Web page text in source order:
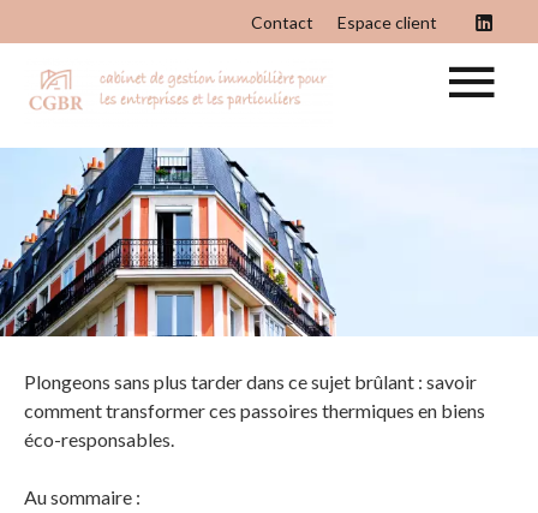
Contact Espace client
Plongeons sans plus tarder dans ce sujet brûlant : savoir
comment transformer ces passoires thermiques en biens
éco-responsables.
Au sommaire :